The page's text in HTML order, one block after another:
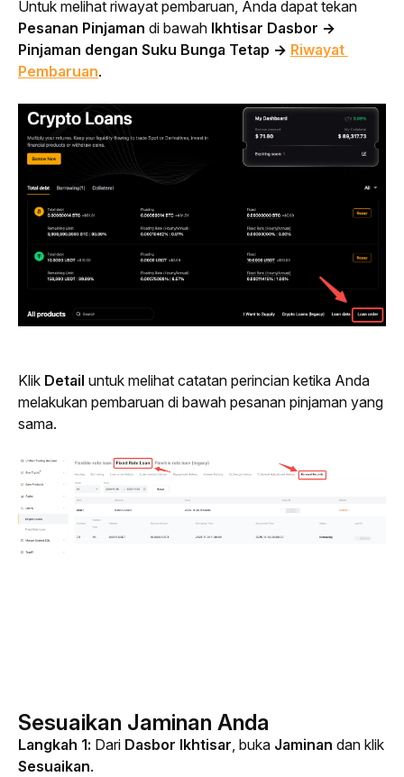
Pesanan Pinjaman di bawah Ikhtisar Dasbor →
Pinjaman dengan Suku Bunga Tetap → Riwayat
Pembaruan.
Klik Detail untuk melihat catatan perincian ketika Anda
melakukan pembaruan di bawah pesanan pinjaman yang
sama.
Sesuaikan Jaminan Anda
Langkah 1: Dari Dasbor Ikhtisar, buka Jaminan
Sesuaikan.